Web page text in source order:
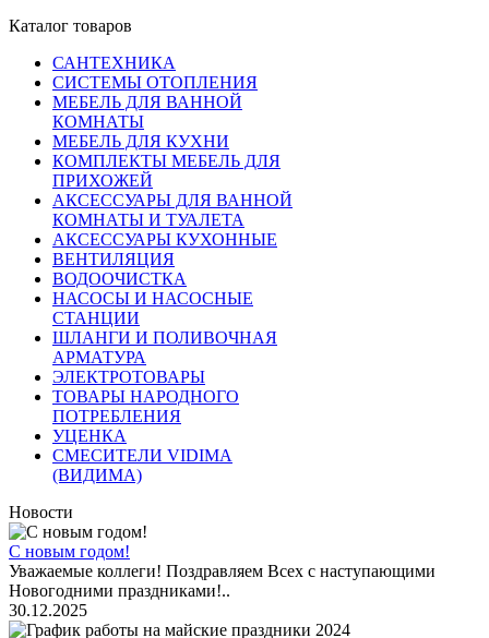
Каталог товаров
САНТЕХНИКА
СИСТЕМЫ ОТОПЛЕНИЯ
МЕБЕЛЬ ДЛЯ ВАННОЙ
КОМНАТЫ
МЕБЕЛЬ ДЛЯ КУХНИ
КОМПЛЕКТЫ МЕБЕЛЬ ДЛЯ
ПРИХОЖЕЙ
АКСЕССУАРЫ ДЛЯ ВАННОЙ
КОМНАТЫ И ТУАЛЕТА
АКСЕССУАРЫ КУХОННЫЕ
ВЕНТИЛЯЦИЯ
ВОДООЧИСТКА
НАСОСЫ И НАСОСНЫЕ
СТАНЦИИ
ШЛАНГИ И ПОЛИВОЧНАЯ
АРМАТУРА
ЭЛЕКТРОТОВАРЫ
ТОВАРЫ НАРОДНОГО
ПОТРЕБЛЕНИЯ
УЦЕНКА
СМЕСИТЕЛИ VIDIMA
(ВИДИМА)
Новости
С новым годом!
Уважаемые коллеги! Поздравляем Всех с наступающими
Новогодними праздниками!..
30.12.2025